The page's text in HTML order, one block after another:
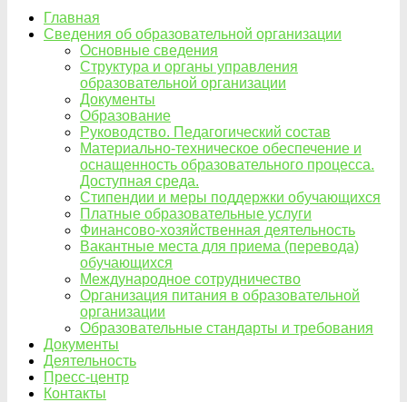
Главная
Сведения об образовательной организации
Основные сведения
Структура и органы управления
образовательной организации
Документы
Образование
Руководство. Педагогический состав
Материально-техническое обеспечение и
оснащенность образовательного процесса.
Доступная среда.
Стипендии и меры поддержки обучающихся
Платные образовательные услуги
Финансово-хозяйственная деятельность
Вакантные места для приема (перевода)
обучающихся
Международное сотрудничество
Организация питания в образовательной
организации
Образовательные стандарты и требования
Документы
Деятельность
Пресс-центр
Контакты